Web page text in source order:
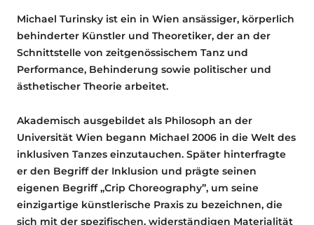
Michael Turinsky ist ein in Wien ansässiger, körperlich
behinderter Künstler und Theoretiker, der an der
Schnittstelle von zeitgenössischem Tanz und
Performance, Behinderung sowie politischer und
ästhetischer Theorie arbeitet.
Akademisch ausgebildet als Philosoph an der
Universität Wien begann Michael 2006 in die Welt des
inklusiven Tanzes einzutauchen. Später hinterfragte
er den Begriff der Inklusion und prägte seinen
eigenen Begriff „Crip Choreography”, um seine
einzigartige künstlerische Praxis zu bezeichnen, die
sich mit der spezifischen, widerständigen Materialität